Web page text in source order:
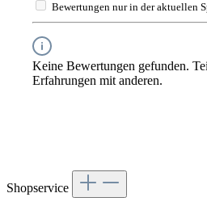
Bewertungen nur in der aktuellen
Keine Bewertungen gefunden.
Erfahrungen mit anderen.
Shopservice